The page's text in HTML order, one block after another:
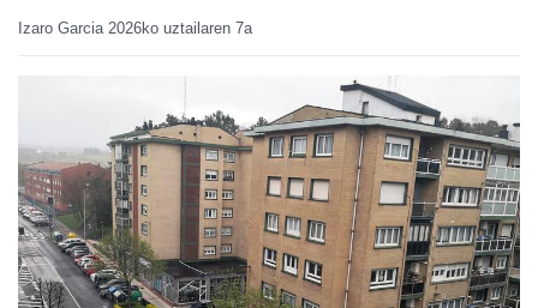
Izaro Garcia 2026ko uztailaren 7a